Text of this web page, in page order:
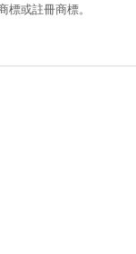
或註冊商標。